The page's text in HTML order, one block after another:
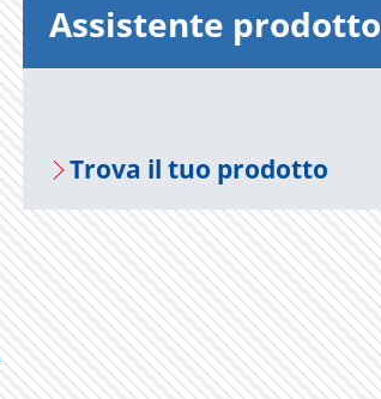
As­si­sten­te pro­dot­to
Trova il tuo pro­dot­to